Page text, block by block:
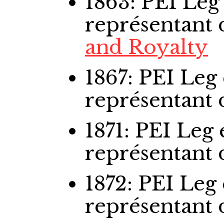
représentant
and Royalty
1867: PEI Leg
représentant
1871: PEI Leg
représentant
1872: PEI Leg
représentant